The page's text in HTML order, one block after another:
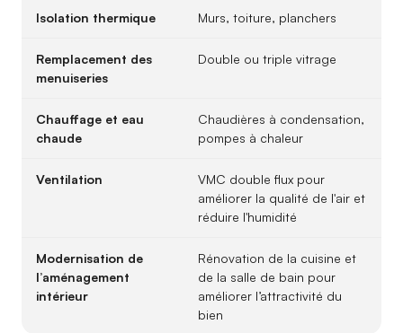
Isolation thermique Murs, toiture, planchers
Remplacement des
menuiseries
Double ou triple vitrage
Chauffage et eau
chaude
Chaudières à condensation,
pompes à chaleur
Ventilation
VMC double flux pour
améliorer la qualité de l'air et
réduire l'humidité
Modernisation de
l’aménagement
intérieur
Rénovation de la cuisine et
de la salle de bain pour
améliorer l’attractivité du
bien